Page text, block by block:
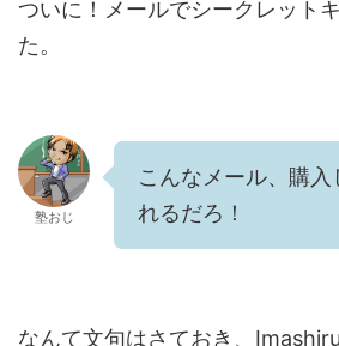
ついに！メールでシークレット
た。
塾おじ
こんなメール、購
れるだろ！
なんて文句はさておき、